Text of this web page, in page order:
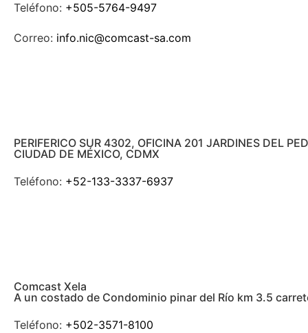
Teléfono: +505-5764-9497
Correo: info.nic@comcast-sa.com
PERIFERICO SUR 4302, OFICINA 201 JARDINES DEL
CIUDAD DE MÉXICO, CDMX
Teléfono: +52-133-3337-6937
Comcast Xela
A un costado de Condominio pinar del Río km 3.5
Teléfono: +502-3571-8100